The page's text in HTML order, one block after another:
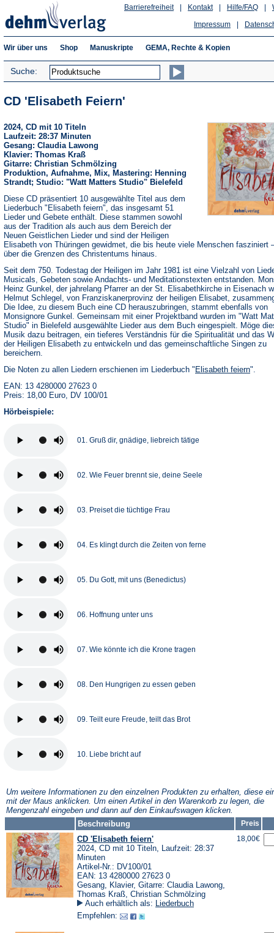
Hilfe/FAQ
Kontakt
Barrierefreiheit
Impressum
Wir über uns Shop Manuskripte GEMA, Rechte & Kopien
Suche:
CD 'Elisabeth Feiern'
2024, CD mit 10 Titeln
Laufzeit: 28:37 Minuten
Gesang: Claudia Lawong
Klavier: Thomas Kraß
Gitarre: Christian Schmölzing
Produktion, Aufnahme, Mix, Mastering: Henning
Strandt; Studio: "Watt Matters Studio" Bielefeld
Diese CD präsentiert 10 ausgewählte Titel aus dem
Liederbuch "Elisabeth feiern", das insgesamt 51
Lieder und Gebete enthält. Diese stammen sowohl
aus der Tradition als auch aus dem Bereich der
Neuen Geistlichen Lieder und sind der Heiligen
Elisabeth von Thüringen gewidmet, die bis heute viele Menschen fasziniert
über die Grenzen des Christentums hinaus.
Seit dem 750. Todestag der Heiligen im Jahr 1981 ist eine Vielzahl von
Musicals, Gebeten sowie Andachts- und Meditationstexten entstanden.
Heinz Gunkel, der jahrelang Pfarrer an der St. Elisabethkirche in Eisenach
Helmut Schlegel, von Franziskanerprovinz der heiligen Elisabet,
Die Idee, zu diesem Buch eine CD herauszubringen, stammt ebenfalls von
Monsignore Gunkel. Gemeinsam mit einer Projektband wurden im "Watt
Studio" in Bielefeld ausgewählte Lieder aus dem Buch eingespielt. Möge
Musik dazu beitragen, ein tieferes Verständnis für die Spiritualität und das
der Heiligen Elisabeth zu entwickeln und das gemeinschaftliche Singen zu
bereichern.
Die Noten zu allen Liedern erschienen im Liederbuch " Elisabeth feiern".
EAN: 13 4280000 27623 0
Preis: 18,00 Euro, DV 100/01
Hörbeispiele:
01. Gruß dir, gnädige, liebreich tätige
02. Wie Feuer brennt sie, deine Seele
03. Preiset die tüchtige Frau
04. Es klingt durch die Zeiten von ferne
05. Du Gott, mit uns (Benedictus)
06. Hoffnung unter uns
07. Wie könnte ich die Krone tragen
08. Den Hungrigen zu essen geben
09. Teilt eure Freude, teilt das Brot
10. Liebe bricht auf
Um weitere Informationen zu den einzelnen Produkten zu erhalten, diese
mit der Maus anklicken. Um einen Artikel in den Warenkorb zu legen, die
Mengenzahl eingeben und dann auf den Einkaufswagen klicken.
Beschreibung
Preis
CD 'Elisabeth feiern'
2024, CD mit 10 Titeln, Laufzeit: 28:37
Minuten
Artikel-Nr.: DV100/01
EAN: 13 4280000 27623 0
Gesang, Klavier, Gitarre: Claudia Lawong,
Thomas Kraß, Christian Schmölzing
Auch erhältlich als: Liederbuch
Empfehlen:
18,00€